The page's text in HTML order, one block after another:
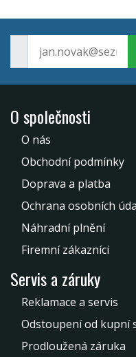
O společnosti
O nás
Obchodní podmínky
Doprava a platba
Ochrana osobních
Náhradní plnění
Firemní zákazníci
Servis a záruky
Reklamace a servis
Odstoupení od kupní
Prodloužená záruka